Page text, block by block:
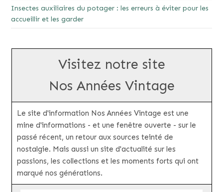
Insectes auxiliaires du potager : les erreurs à éviter pour les
accueillir et les garder
Visitez notre site
Nos Années Vintage
Le site d'information Nos Années Vintage est une
mine d'informations - et une fenêtre ouverte - sur le
passé récent, un retour aux sources teinté de
nostalgie. Mais aussi un site d'actualité sur les
passions, les collections et les moments forts qui ont
marqué nos générations.